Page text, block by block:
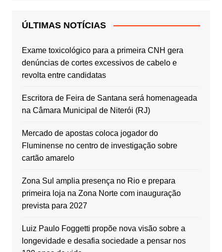
ÚLTIMAS NOTÍCIAS
Exame toxicológico para a primeira CNH gera
denúncias de cortes excessivos de cabelo e
revolta entre candidatas
Escritora de Feira de Santana será homenageada
na Câmara Municipal de Niterói (RJ)
Mercado de apostas coloca jogador do
Fluminense no centro de investigação sobre
cartão amarelo
Zona Sul amplia presença no Rio e prepara
primeira loja na Zona Norte com inauguração
prevista para 2027
Luiz Paulo Foggetti propõe nova visão sobre a
longevidade e desafia sociedade a pensar nos